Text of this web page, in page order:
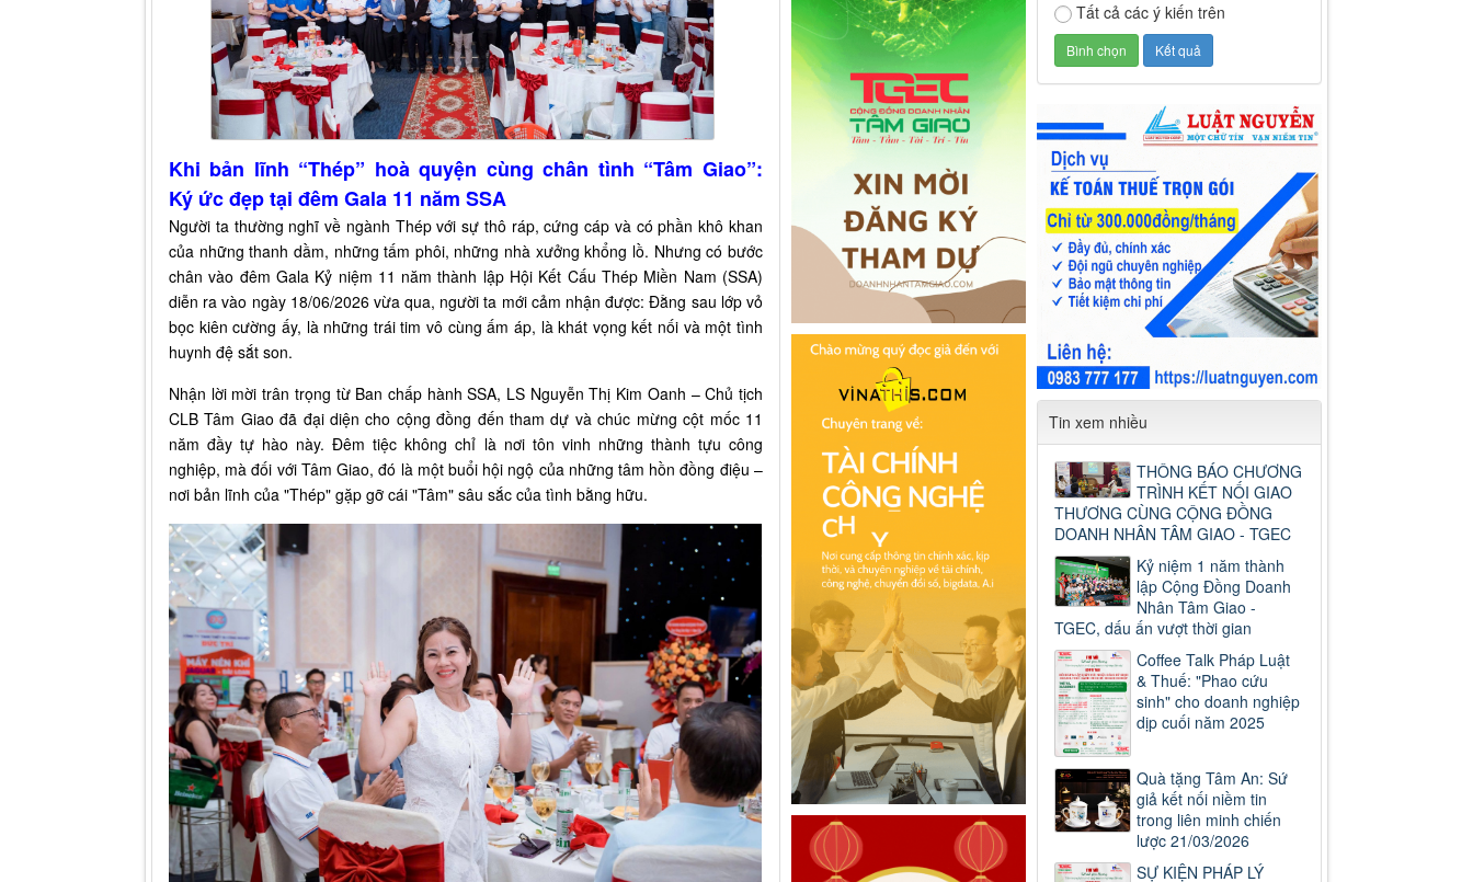
Khi bản lĩnh “Thép” hoà quyện cùng chân tình “Tâm Giao”:
Ký ức đẹp tại đêm Gala 11 năm SSA
Người ta thường nghĩ về ngành Thép với sự thô ráp, cứng cáp và có phần khô khan
của những thanh dầm, những tấm phôi, những nhà xưởng khổng lồ. Nhưng có bước
chân vào đêm Gala Kỷ niệm 11 năm thành lập Hội Kết Cấu Thép Miền Nam (SSA)
diễn ra vào ngày 18/06/2026 vừa qua, người ta mới cảm nhận được: Đằng sau lớp vỏ
bọc kiên cường ấy, là những trái tim vô cùng ấm áp, là khát vọng kết nối và một tình
huynh đệ sắt son.
Nhận lời mời trân trọng từ Ban chấp hành SSA, LS Nguyễn Thị Kim Oanh – Chủ tịch
CLB Tâm Giao đã đại diện cho cộng đồng đến tham dự và chúc mừng cột mốc 11
năm đầy tự hào này. Đêm tiệc không chỉ là nơi tôn vinh những thành tựu công
nghiệp, mà đối với Tâm Giao, đó là một buổi hội ngộ của những tâm hồn đồng điệu –
nơi bản lĩnh của "Thép" gặp gỡ cái "Tâm" sâu sắc của tình bằng hữu.
Tất cả các ý kiến trên
Tin xem nhiều
THÔNG BÁO CHƯƠNG
TRÌNH KẾT NỐI GIAO
THƯƠNG CÙNG CỘNG ĐỒNG
DOANH NHÂN TÂM GIAO - TGEC
Kỷ niệm 1 năm thành
lập Cộng Đồng Doanh
Nhân Tâm Giao -
TGEC, dấu ấn vượt thời gian
Coffee Talk Pháp Luật
& Thuế: "Phao cứu
sinh" cho doanh nghiệp
dịp cuối năm 2025
Quà tặng Tâm An: Sứ
giả kết nối niềm tin
trong liên minh chiến
lược 21/03/2026
SỰ KIỆN PHÁP LÝ